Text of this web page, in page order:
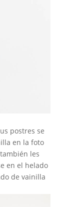
postres se
en la foto
les
en el helado
de vainilla